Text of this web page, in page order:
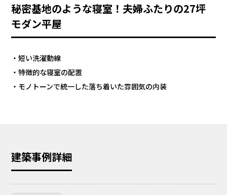
秘密基地のような寝室！夫婦ふたりの27坪
モダン平屋
・短い洗濯動線
・特徴的な寝室の配置
・モノトーンで統一した落ち着いた雰囲気の内装
建築事例詳細